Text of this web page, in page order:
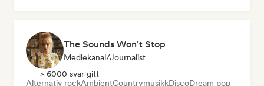
The Sounds Won't Stop
Mediekanal/journalist
> 6000 svar gitt
Alternativ rockAmbientCountrymusikkDiscoDream pop